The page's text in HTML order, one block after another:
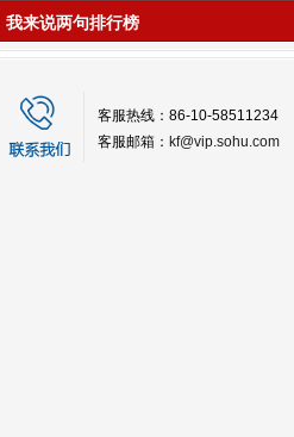
我来说两句排行榜
客服热线：86-10-58511234
客服邮箱： kf@vip.sohu.com